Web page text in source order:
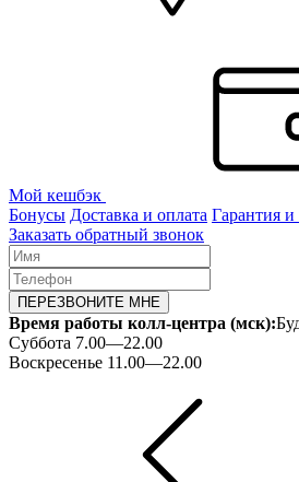
Мой кешбэк
Бонусы Доставка и оплата Гарантия и
Заказать обратный звонок
ПЕРЕЗВОНИТЕ МНЕ
Время работы колл-центра (мск):
Суббота 7.00—22.00
Воскресенье 11.00—22.00